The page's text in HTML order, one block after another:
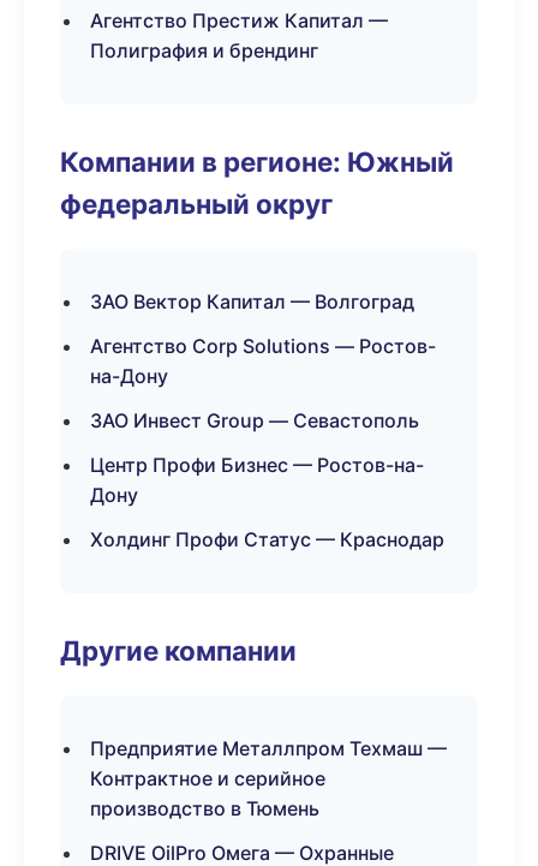
Агентство Престиж Капитал —
Полиграфия и брендинг
Компании в регионе: Южный
федеральный округ
ЗАО Вектор Капитал — Волгоград
Агентство Corp Solutions — Ростов-
на-Дону
ЗАО Инвест Group — Севастополь
Центр Профи Бизнес — Ростов-на-
Дону
Холдинг Профи Статус — Краснодар
Другие компании
Предприятие Металлпром Техмаш —
Контрактное и серийное
производство в Тюмень
DRIVE OilPro Омега — Охранные